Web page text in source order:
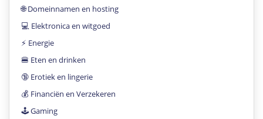
🌐 Domeinnamen en hosting
💻 Elektronica en witgoed
⚡️ Energie
🍔 Eten en drinken
🔞 Erotiek en lingerie
💰 Financiën en Verzekeren
🕹 Gaming